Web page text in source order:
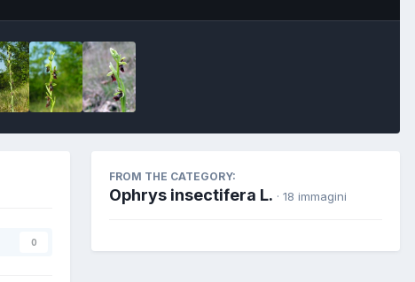
0
FROM THE CATEGORY:
Ophrys insectifera L. · 18 immagini